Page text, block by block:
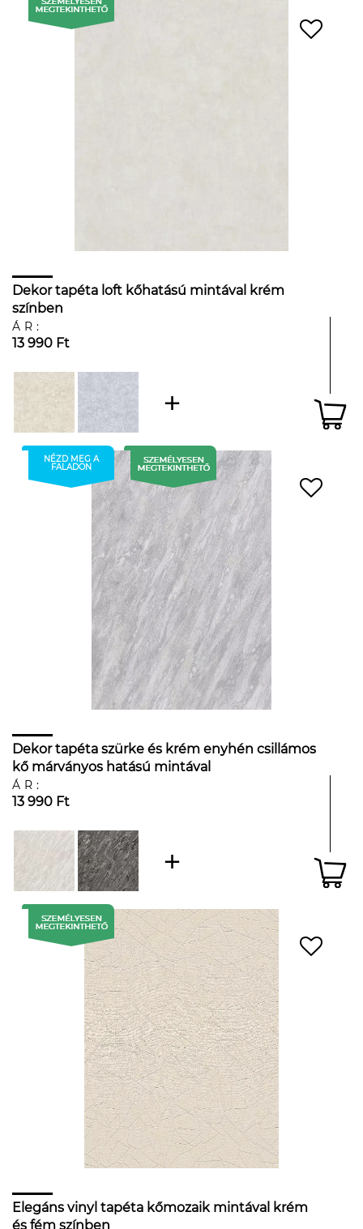
Dekor tapéta loft kőhatású mintával krém
színben
ÁR:
13 990 Ft
NÉZD MEG A
FALADON
Dekor tapéta szürke és krém enyhén csillámos
kő márványos hatású mintával
ÁR:
13 990 Ft
Elegáns vinyl tapéta kőmozaik mintával krém
és fém színben